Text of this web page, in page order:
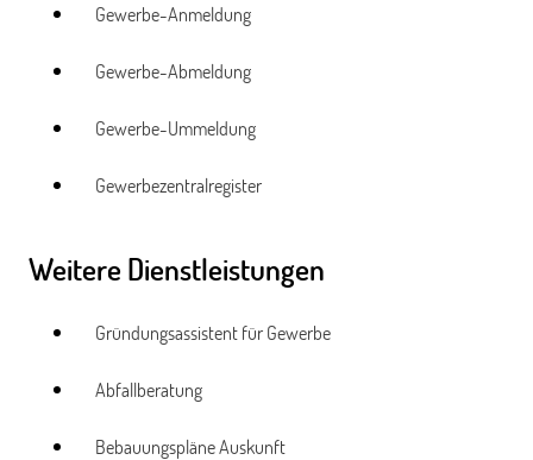
Gewerbe-Anmeldung
Gewerbe-Abmeldung
Gewerbe-Ummeldung
Gewerbezentralregister
Weitere Dienstleistungen
Gründungsassistent für Gewerbe
Abfallberatung
Bebauungspläne Auskunft